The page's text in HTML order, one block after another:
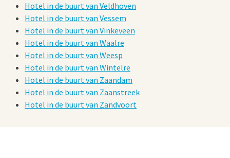
Hotel in de buurt van Veldhoven
Hotel in de buurt van Vessem
Hotel in de buurt van Vinkeveen
Hotel in de buurt van Waalre
Hotel in de buurt van Weesp
Hotel in de buurt van Wintelre
Hotel in de buurt van Zaandam
Hotel in de buurt van Zaanstreek
Hotel in de buurt van Zandvoort